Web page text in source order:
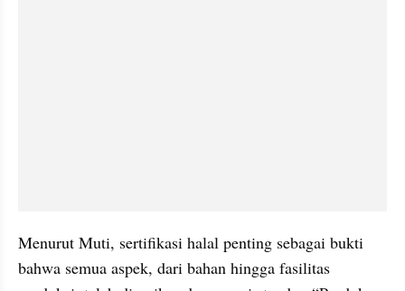
Menurut Muti, sertifikasi halal penting sebagai bukti
bahwa semua aspek, dari bahan hingga fasilitas